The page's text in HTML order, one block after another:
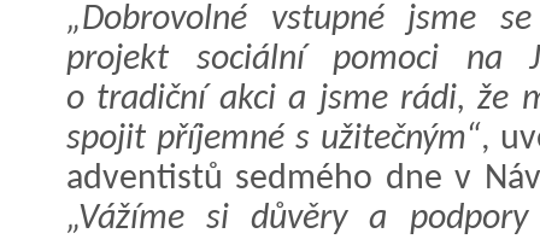
„Dobrovolné vstupné jsme
projekt sociální pomoci na
o tradiční akci a jsme rádi, že
spojit příjemné s užitečným“,
adventistů sedmého dne v
„Vážíme si důvěry a